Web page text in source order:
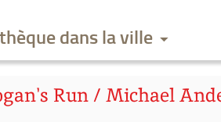
dans la ville
Run / Michael